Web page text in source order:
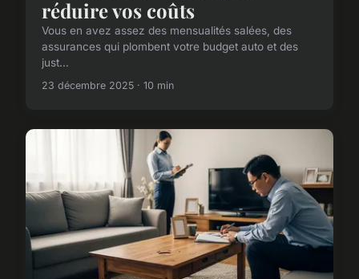
réduire vos coûts
Vous en avez assez des mensualités salées, des
assurances qui plombent votre budget auto et des
just...
23 décembre 2025 · 10 min